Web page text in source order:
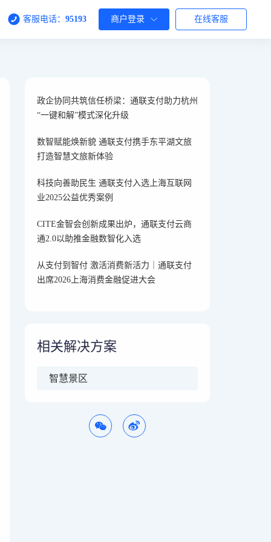
客服电话： 95193 商户登录 在线客服
政企协同共筑信任桥梁：通联支付助力杭州
“一键和解”模式深化升级
数智赋能焕新貌 通联支付携手东平湖文旅
打造智慧文旅新体验
科技向善助民生 通联支付入选上海互联网
业2025公益优秀案例
CITE金智会创新成果出炉，通联支付云商
通2.0以助推金融数智化入选
从支付到智付 激活消费新活力｜通联支付
出席2026上海消费金融促进大会
相关解决方案
智慧景区